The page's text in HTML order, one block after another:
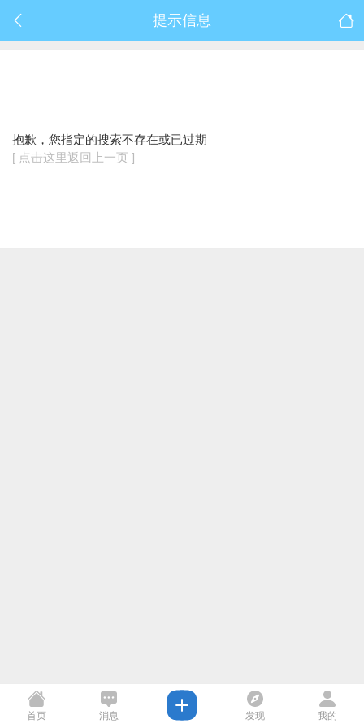
提示信息
抱歉，您指定的搜索不存在或已过期
[ 点击这里返回上一页 ]
首页 消息 发现 我的